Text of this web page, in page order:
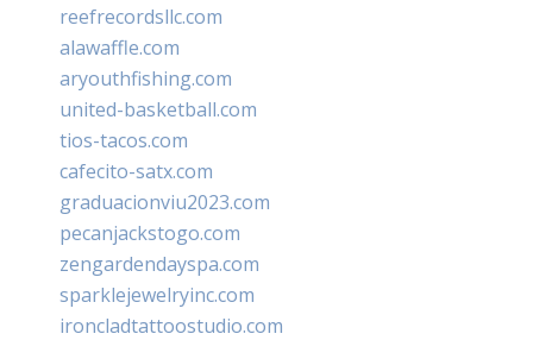
reefrecordsllc.com
alawaffle.com
aryouthfishing.com
united-basketball.com
tios-tacos.com
cafecito-satx.com
graduacionviu2023.com
pecanjackstogo.com
zengardendayspa.com
sparklejewelryinc.com
ironcladtattoostudio.com